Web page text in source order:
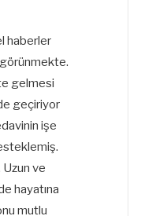
haberler
görünmekte.
gelmesi
geçiriyor
işe
Uzun ve
hayatına
mutlu